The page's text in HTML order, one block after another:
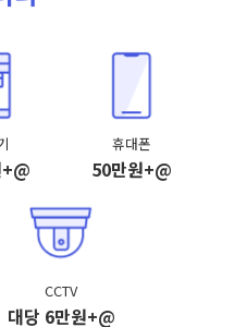
휴대폰
50만원+@
CCTV
대당 6만원+@